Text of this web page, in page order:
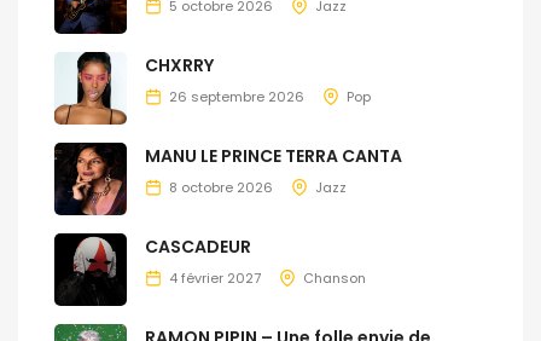
5 octobre 2026 Jazz
CHXRRY
26 septembre 2026 Pop
MANU LE PRINCE TERRA CANTA
8 octobre 2026 Jazz
CASCADEUR
4 février 2027 Chanson